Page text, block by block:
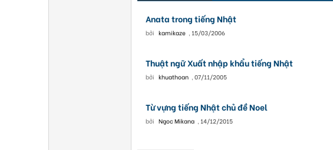
Anata trong tiếng Nhật
bởi kamikaze 15/03/2006
Thuật ngữ Xuất nhập khẩu tiếng Nhật
bởi khuathoan 07/11/2005
Từ vựng tiếng Nhật chủ đề Noel
bởi Ngoc Mikana 14/12/2015